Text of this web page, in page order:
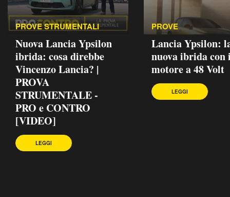
PROVE STRUMENTALI
Nuova Lancia Ypsilon
ibrida: cosa direbbe
Vincenzo Lancia? |
PROVA
STRUMENTALE -
PRO e CONTRO
[VIDEO]
LEGGI
PROVE
Lancia Ypsilon:
nuova ibrida con
motore a 48 Volt
LEGGI